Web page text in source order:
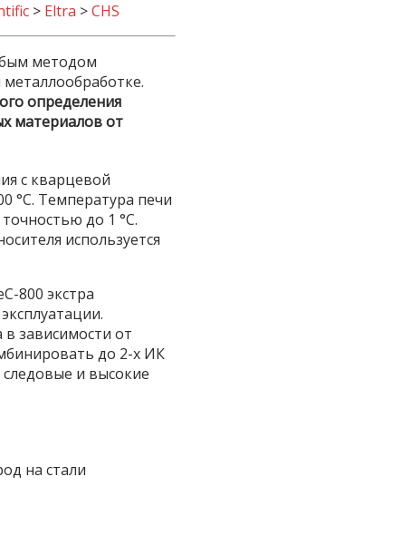
> Eltra >CHS
методом
определения
материалов от
с кварцевой
°C. Температура печи
до 1 °C.
используется
800 экстра
зависимости от
до 2-х ИК
и высокие
на стали